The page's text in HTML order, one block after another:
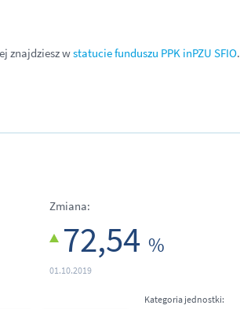
znajdziesz wstatucie funduszu PPK inPZU SFIO.
Zmiana:
72,54 %
01.10.2019
Kategoria jednostki: